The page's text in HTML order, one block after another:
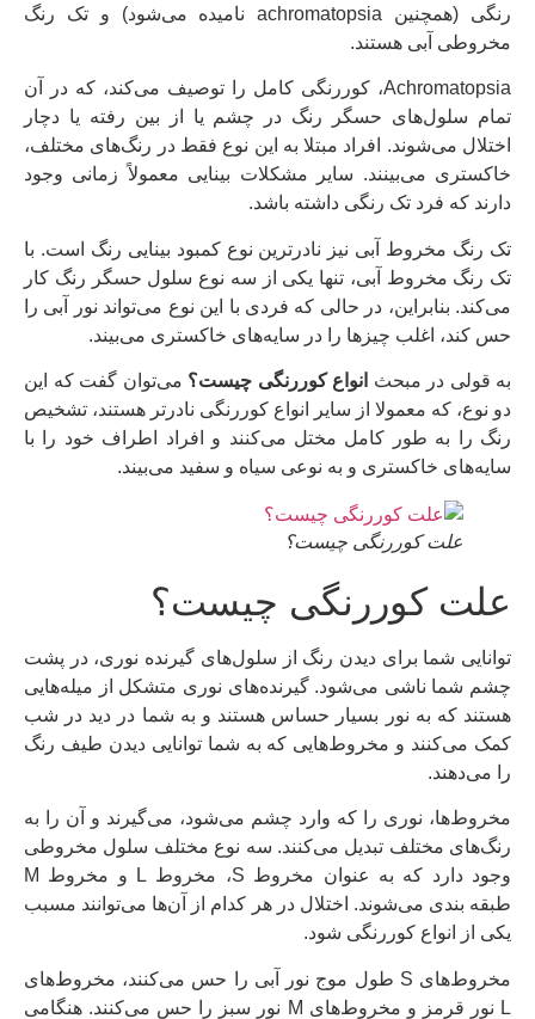
رنگی (همچنین achromatopsia نامیده می‌شود) و تک رنگ
مخروطی آبی هستند.
Achromatopsia، کوررنگی کامل را توصیف می‌کند، که در آن
تمام سلول‌های حسگر رنگ در چشم یا از بین رفته یا دچار
اختلال می‌شوند. افراد مبتلا به این نوع فقط در رنگ‌های مختلف،
خاکستری می‌بینند. سایر مشکلات بینایی معمولاً زمانی وجود
دارند که فرد تک رنگی داشته باشد.
تک رنگ مخروط آبی نیز نادرترین نوع کمبود بینایی رنگ است. با
تک رنگ مخروط آبی، تنها یکی از سه نوع سلول حسگر رنگ کار
می‌کند. بنابراین، در حالی که فردی با این نوع می‌تواند نور آبی را
حس کند، اغلب چیزها را در سایه‌های خاکستری می‌بیند.
به قولی در مبحثانواع کوررنگی چیست؟می‌توان گفت که این
دو نوع، که معمولا از سایر انواع کوررنگی نادرتر هستند، تشخیص
رنگ را به طور کامل مختل می‌کنند و افراد اطراف خود را با
سایه‌های خاکستری و به نوعی سیاه و سفید می‌بیند.
علت کوررنگی چیست؟
علت کوررنگی چیست؟
توانایی شما برای دیدن رنگ از سلول‌های گیرنده نوری، در پشت
چشم شما ناشی می‌شود. گیرنده‌های نوری متشکل از میله‌هایی
هستند که به نور بسیار حساس هستند و به شما در دید در شب
کمک می‌کنند و مخروط‌هایی که به شما توانایی دیدن طیف رنگ
را می‌دهند.
مخروط‌ها، نوری را که وارد چشم می‌شود، می‌گیرند و آن را به
رنگ‌های مختلف تبدیل می‌کنند. سه نوع مختلف سلول مخروطی
وجود دارد که به عنوان مخروط S، مخروط L و مخروط M
طبقه بندی می‌شوند. اختلال در هر کدام از آن‌ها می‌توانند مسبب
یکی از انواع کوررنگی شود.
مخروط‌های S طول موج نور آبی را حس می‌کنند، مخروط‌های
L نور قرمز و مخروط‌های M نور سبز را حس می‌کنند. هنگامی